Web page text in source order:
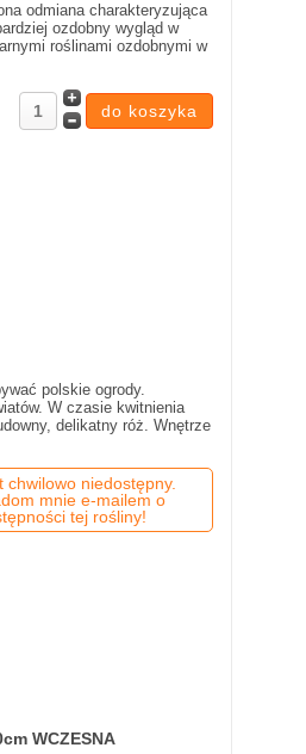
odmiana charakteryzująca
ozdobny wygląd w
roślinami ozdobnymi w
polskie ogrody.
W czasie kwitnienia
delikatny róż. Wnętrze
chwilowo niedostępny.
mnie e-mailem o
tej rośliny!
WCZESNA